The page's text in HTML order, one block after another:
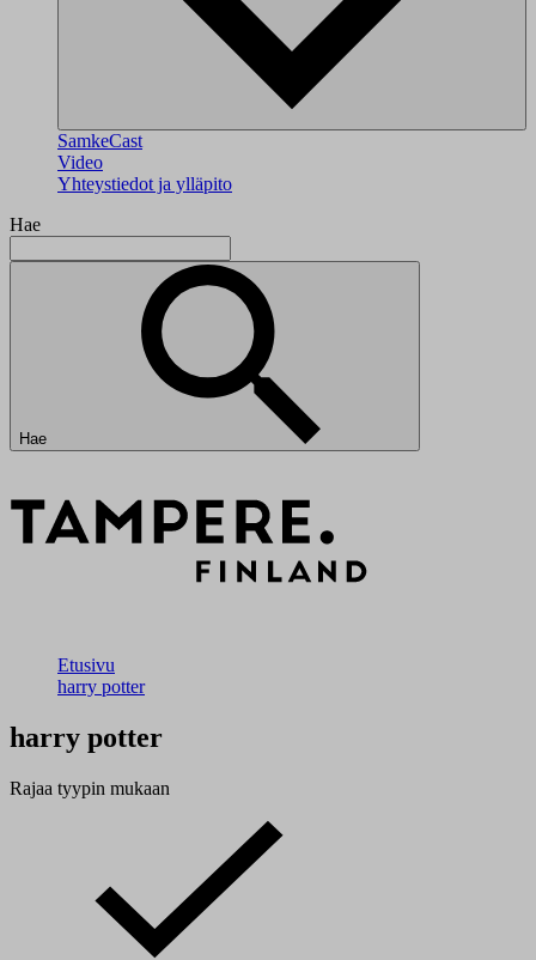
SamkeCast
Video
Yhteystiedot ja ylläpito
Hae
Hae
Etusivu
harry potter
harry potter
Rajaa tyypin mukaan